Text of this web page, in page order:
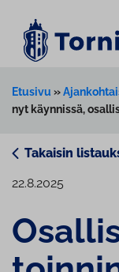
sisältöön
Etusivu »
nyt käynnissä,
Takaisin
22.8.2025